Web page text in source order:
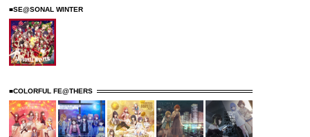
■SE@SONAL WINTER
■COLORFUL FE@THERS